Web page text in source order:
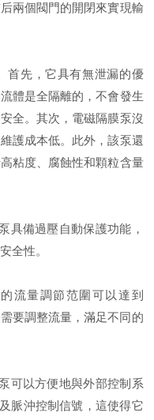
兩個閥門的開閉來實現輸
首先，它具有無泄漏的優
體是全隔離的，不會發生
全。其次，電磁隔膜泵沒
護成本低。此外，該泵還
粘度、腐蝕性和顆粒含量
備過壓自動保護功能，
全性。
量調節范圍可以達到
要調整流量，滿足不同的
以方便地與外部控制系
脈沖控制信號，這使得它